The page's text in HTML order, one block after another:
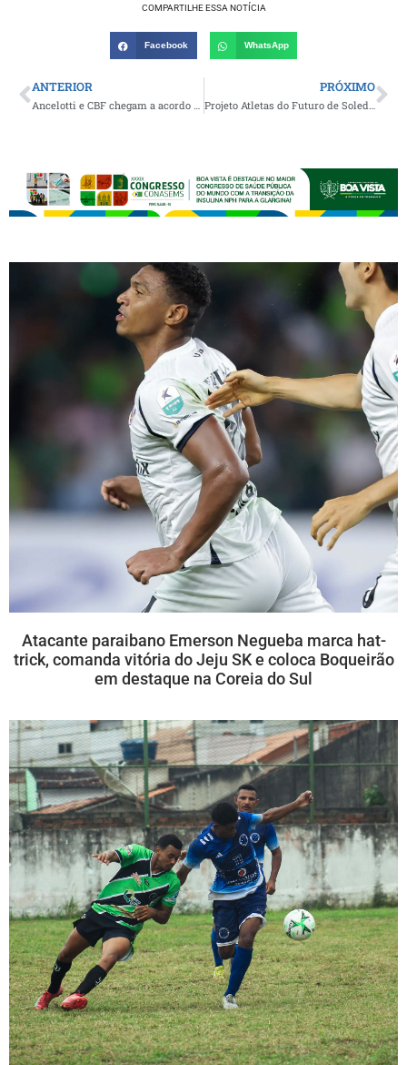
COMPARTILHE ESSA NOTÍCIA
Facebook WhatsApp
ANTERIOR PRÓXIMO
Atacante paraibano Emerson Negueba marca hat-
trick, comanda vitória do Jeju SK e coloca Boqueirão
em destaque na Coreia do Sul